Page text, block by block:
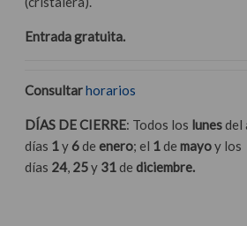
Entrada gratuita.
Consultarhorarios
DÍAS DE CIERRE: Todos los lunesdel
días 1y6deenero; el 1demayoy los
días 24, 25y 31dediciembre.